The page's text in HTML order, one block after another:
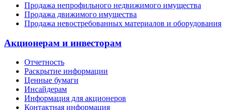
Продажа непрофильного недвижимого имущества
Продажа движимого имущества
Продажа невостребованных материалов и оборудования
Акционерам и инвесторам
Отчетность
Раскрытие информации
Ценные бумаги
Инсайдерам
Информация для акционеров
Контактная информация